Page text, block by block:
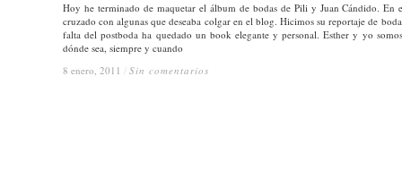
Hoy he terminado de maquetar el álbum de bodas de Pili y Juan Cándido. En
cruzado con algunas que deseaba colgar en el blog. Hicimos su reportaje de
falta del postboda ha quedado un book elegante y personal. Esther y yo
dónde sea, siempre y cuando
8 enero, 2011 / Sin comentarios
8 enero, 2011 / Sin comentarios